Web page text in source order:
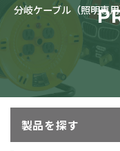
分岐ケーブル（照明専
製品を探す